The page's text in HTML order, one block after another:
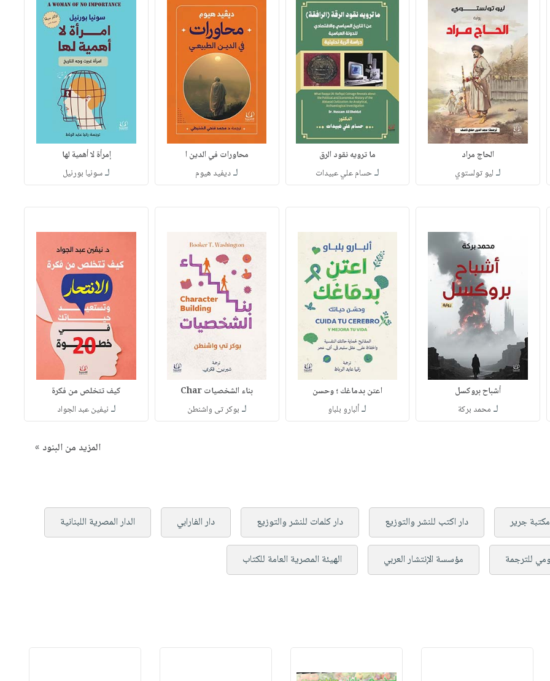
الحاج مراد
لـ ليو تولستوي
ما ترويه نقود الرق
لـحسام علي عبيدات
محاورات في الدين ا
لـديفيد هيوم
إمرأة لا أهمية لها
لـسونيا بورنيل
أشباح بروكسل
لـ محمد بركة
اعتن بدماغك ؛ وحسن
لـألبارو بلباو
بناء الشخصيات Char
لـ بوكر تى واشنطن
كيف تتخلص من فكرة
لـ نيفين عبد الجواد
المزيد من البنود »
مكتبة جرير دار اكتب للنشر والتوزيع دار كلمات للنشر والتوزيع دار الفارابي الدار المصرية اللبنانية
للترجمة مؤسسة الإنتشار العربي الهيئة المصرية العامة للكتاب